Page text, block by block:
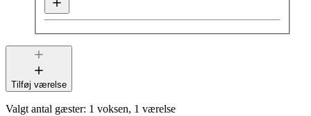
Tilføj værelse
Valgt antal gæster: 1 voksen, 1 værelse